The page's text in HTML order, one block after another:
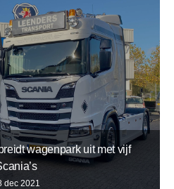
wagenpark uit met vijf
dec 2021